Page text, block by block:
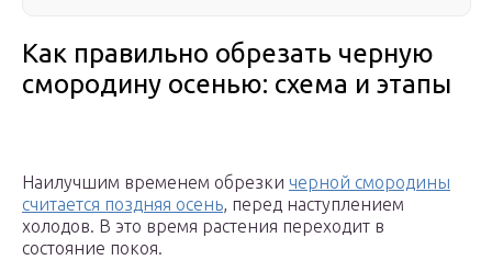
Как правильно обрезать черную
смородину осенью: схема и этапы
Наилучшим временем обрезки черной смородины
считается поздняя осень, перед наступлением
холодов. В это время растения переходит в
состояние покоя.